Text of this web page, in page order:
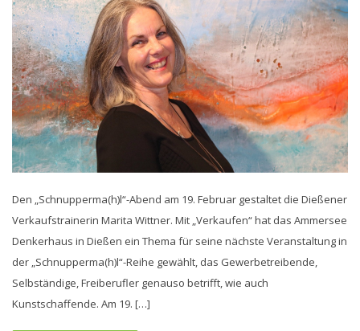
Den „Schnupperma(h)l“-Abend am 19. Februar gestaltet die Dießener
Verkaufstrainerin Marita Wittner. Mit „Verkaufen“ hat das Ammersee
Denkerhaus in Dießen ein Thema für seine nächste Veranstaltung in
der „Schnupperma(h)l“-Reihe gewählt, das Gewerbetreibende,
Selbständige, Freiberufler genauso betrifft, wie auch
Kunstschaffende. Am 19. […]